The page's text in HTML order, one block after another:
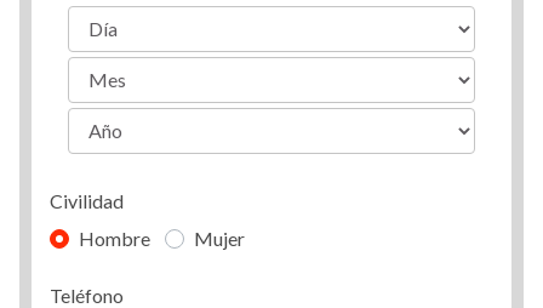
Civilidad
Hombre
Mujer
Teléfono